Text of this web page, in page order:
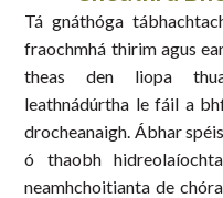
Tá gnáthóga
fraochmhá thirim agus
theas den liopa
leathnádúrtha le fáil a
drocheanaigh. Ábhar
ó thaobh
neamhchoitianta de